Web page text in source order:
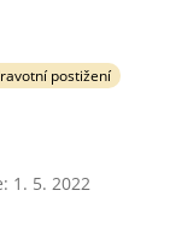
postižení
1. 5. 2022